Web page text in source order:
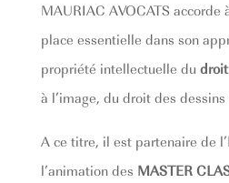
MAURIAC AVOCATS accorde
place essentielle dans son
propriété intellectuelle du
à l’image, du droit des
A ce titre, il est partenaire de l’
l’animation des MASTER